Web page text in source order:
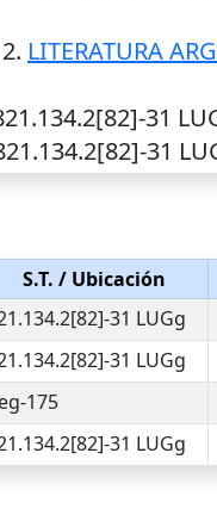
LITERATURA
31
31
S.T. / Ubicación
31 LUGg
31 LUGg
175
31 LUGg